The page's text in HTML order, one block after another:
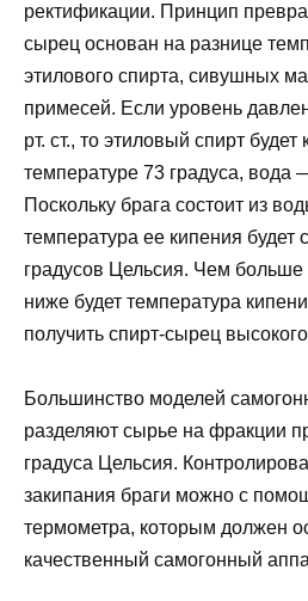
ректификации. Принцип
сырец основан на разнице
этилового спирта, сивушных
примесей. Если уровень
рт. ст., то этиловый спирт будет
температуре 73 градуса, вода
Поскольку брага состоит из
температура ее кипения будет
градусов Цельсия. Чем больше
ниже будет температура
получить спирт-сырец
Большинство моделей
разделяют сырье на фракции
градуса Цельсия.
закипания браги можно с
термометра, которым должен
качественный самогонный